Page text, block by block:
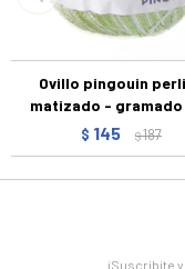
Ovillo pingouin
matizado - gramado
$ 145 $187
¡Suscribite